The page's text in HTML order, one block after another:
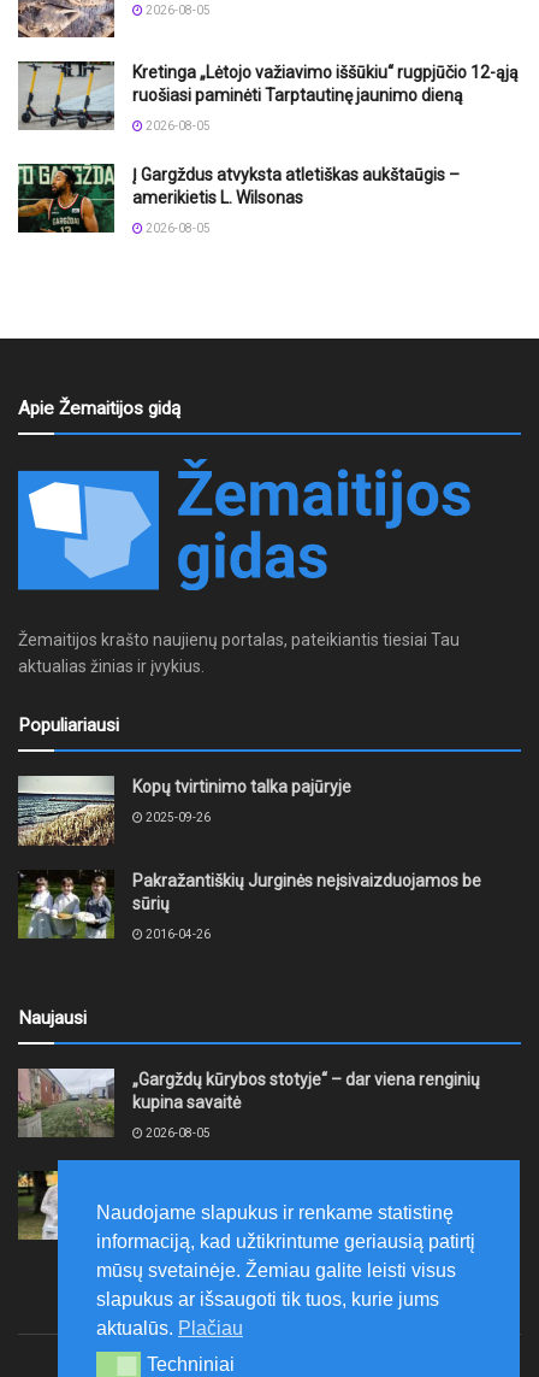
2026-08-05
Kretinga „Lėtojo važiavimo iššūkiu“ rugpjūčio 12-ąją
ruošiasi paminėti Tarptautinę jaunimo dieną
2026-08-05
Į Gargždus atvyksta atletiškas aukštaūgis –
amerikietis L. Wilsonas
2026-08-05
Apie Žemaitijos gidą
Žemaitijos krašto naujienų portalas, pateikiantis tiesiai Tau
aktualias žinias ir įvykius.
Populiariausi
Kopų tvirtinimo talka pajūryje
2025-09-26
Pakražantiškių Jurginės neįsivaizduojamos be
sūrių
2016-04-26
Naujausi
„Gargždų kūrybos stotyje“ – dar viena renginių
kupina savaitė
2026-08-05
papuošė trys nauji kūriniai
2026-08-05
Naudojame slapukus ir renkame statistinę
informaciją, kad užtikrintume geriausią patirtį
mūsų svetainėje. Žemiau galite leisti visus
slapukus ar išsaugoti tik tuos, kurie jums
aktualūs. Plačiau
Techniniai
Techniniai